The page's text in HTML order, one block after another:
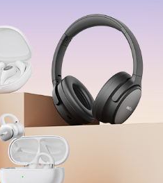
TOP-TECH-
und Bluetooth-
sich auch von den